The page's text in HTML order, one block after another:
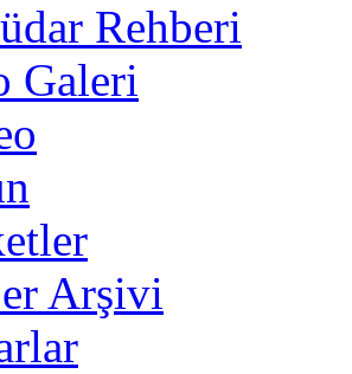
Rehberi
Galeri
Arşivi